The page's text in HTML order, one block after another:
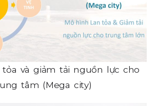
và giảm tải nguồn lực cho
tâm (Mega city)